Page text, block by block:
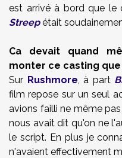
est arrivé à bord que le
Streepétait
Ca devait quand
monter ce casting
Sur Rushmore, à part
film repose sur un seul
avions failli ne même
nous avait dit qu'on ne
le script. En plus je
n'avaient effectivement